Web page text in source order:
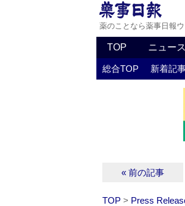
薬のことなら薬事日報
TOP ニュース
総合TOP 新着記
« 前の記事
TOP > Press